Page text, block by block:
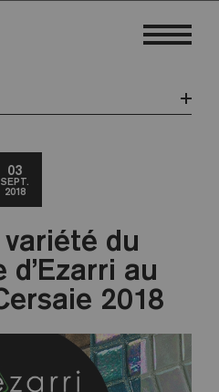
03
SEPT.
2018
du
au
2018